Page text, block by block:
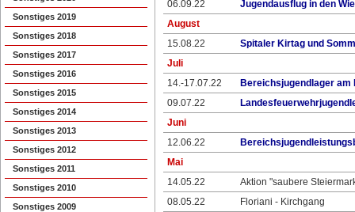
Sonstiges 2019
Sonstiges 2018
Sonstiges 2017
Sonstiges 2016
Sonstiges 2015
Sonstiges 2014
Sonstiges 2013
Sonstiges 2012
Sonstiges 2011
Sonstiges 2010
Sonstiges 2009
06.09.22
Jugendausflug in den
August
15.08.22
Spitaler Kirtag und
Juli
14.-17.07.22
Bereichsjugendlager am
09.07.22
Juni
12.06.22
Mai
14.05.22
Aktion "saubere
08.05.22
Floriani - Kirchgang